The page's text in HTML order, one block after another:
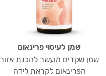
שמן לעיסוי פרינאום
שמן שקדים מועשר להכנת אזור
הפרינאום לקראת לידה